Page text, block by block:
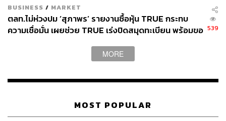
BUSINESS / MARKET
ตลท.ไม่ห่วงปม ‘สุภาพร’ รายงานซื้อหุ้น TRUE กระทบ
ความเชื่อมั่น เผยช่วย TRUE เร่งปิดสมุดทะเบียน พร้อมขอ 539
MORE
MOST POPULAR